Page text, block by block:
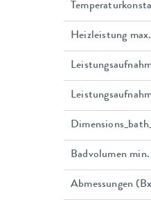
Heizleistung max.
Badvolumen
Abmessungen